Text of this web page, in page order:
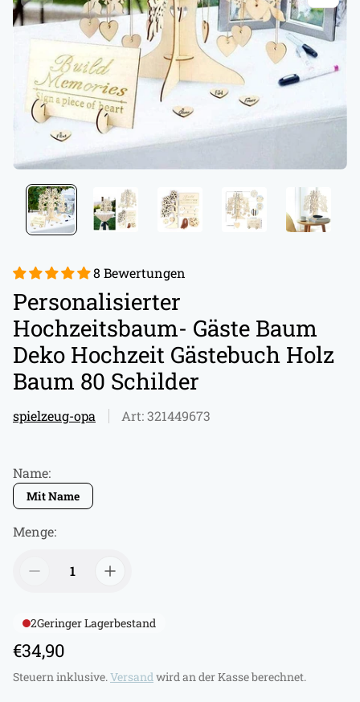
8 Bewertungen
Personalisierter
Hochzeitsbaum- Gäste Baum
Deko Hochzeit Gästebuch Holz
Baum 80 Schilder
spielzeug-opa Art: 321449673
Name:
Mit Name
Menge:
2Geringer Lagerbestand
R
e
€34,90
Steuern inklusive.Versandwird an der Kasse berechnet.